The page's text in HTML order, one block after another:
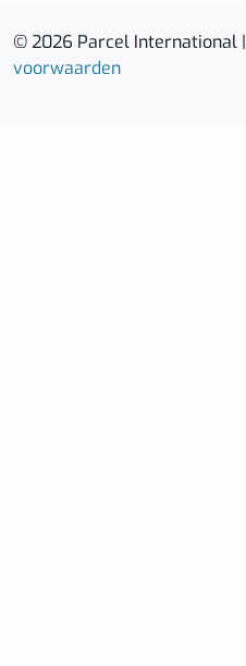
© 2026 Parcel International |
voorwaarden